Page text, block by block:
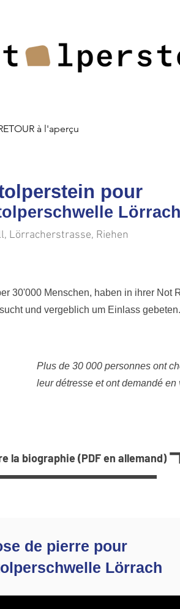
à l'aperçu
pour
Lörrach
Lörracherstrasse, Riehen
30'000 Menschen, haben in ihrer Not
und vergeblich um Einlass gebeten.
Plus de 30 000 personnes ont
leur détresse et ont demandé
la biographie (PDF en allemand)
de pierre pour
Lörrach